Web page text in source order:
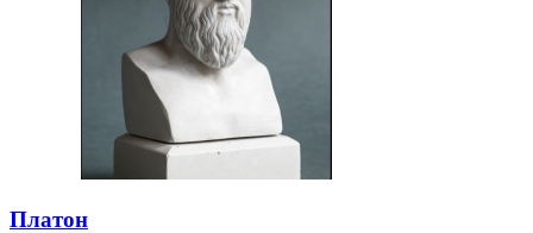
Платон